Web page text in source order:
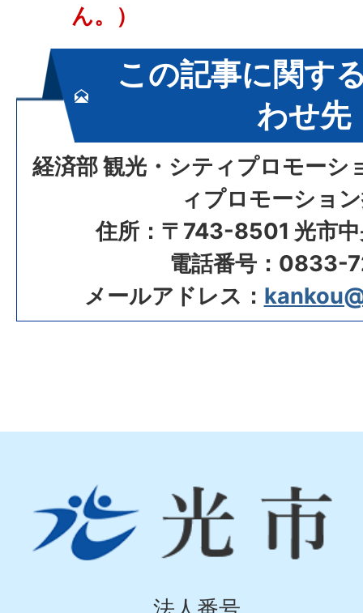
ん。）
この記事に関す
わせ先
経済部 観光・シティプロモーシ
ィプロモーショ
住所：〒743-8501 光市中
電話番号：0833-
メールアドレス：
市
Hikari